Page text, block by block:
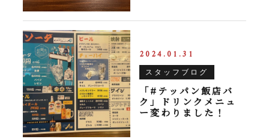
2024.01.31
スタッフブログ
「#テッパン飯店バ
ク」ドリンクメニュ
ー変わりました！